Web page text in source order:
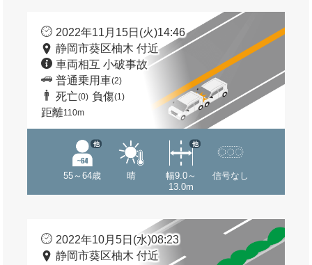
2022年11月15日(火)14:46
静岡市葵区柚木 付近
車両相互 小破事故
普通乗用車(2)
死亡(0) 負傷(1)
距離110m
55～64歳
他
晴
幅9.0～
13.0m
他
信号なし
2022年10月5日(水)08:23
静岡市葵区柚木 付近